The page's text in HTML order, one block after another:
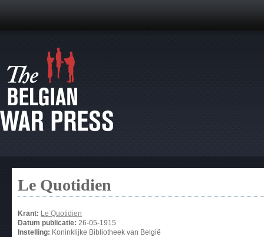
Le Quotidien
Krant: Le Quotidien
Datum publicatie: 26-05-1915
Instelling: Koninklijke Bibliotheek van België